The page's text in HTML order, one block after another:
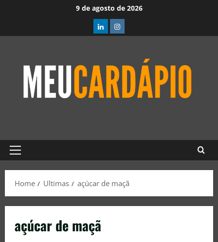
9 de agosto de 2026
Home Ultimas açúcar de maçã
açúcar de maçã